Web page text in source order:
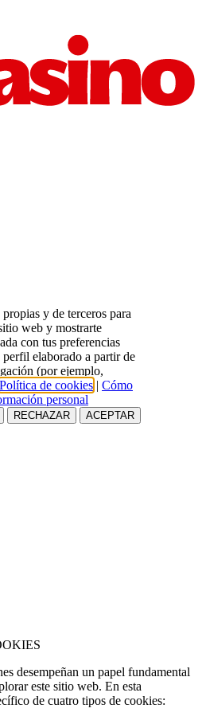
desempeñan un papel fundamental
este sitio web. En esta
de cuatro tipos de cookies:
y de terceros para
web y mostrarte
con tus preferencias
perfil elaborado a partir de
(por ejemplo,
Política de cookies | Cómo
personal
RECHAZAR ACEPTAR